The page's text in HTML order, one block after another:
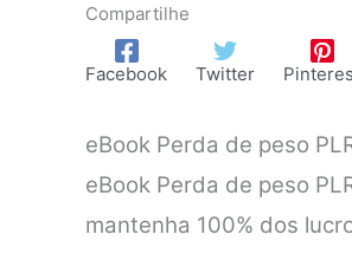
Compartilhe
Facebook Twitter
eBook Perda de peso
eBook Perda de peso
mantenha 100% dos